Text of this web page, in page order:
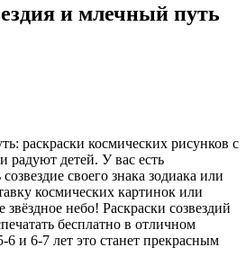
и млечный путь
раскраски космических рисунков с
радуют детей. У вас есть
своего знака зодиака или
космических картинок или
звёздное небо! Раскраски созвездий
бесплатно в отличном
6 и 6-7 лет это станет прекрасным